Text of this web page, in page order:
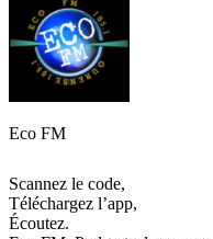
Eco FM
Scannez le code,
Téléchargez l’app,
Écoutez.